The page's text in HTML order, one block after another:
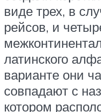
виде трех, в
рейсов, и
латинского
варианте они
совпадают с
котором